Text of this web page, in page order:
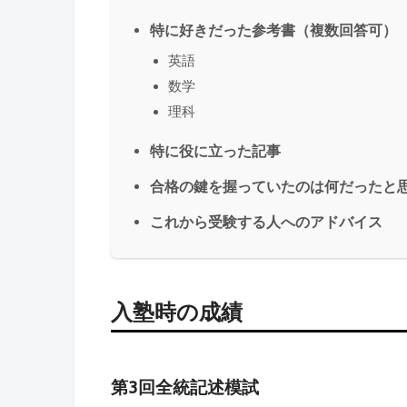
特に好きだった参考書（複数回答可）
英語
数学
理科
特に役に立った記事
合格の鍵を握っていたのは何だったと
これから受験する人へのアドバイス
入塾時の成績
第3回全統記述模試